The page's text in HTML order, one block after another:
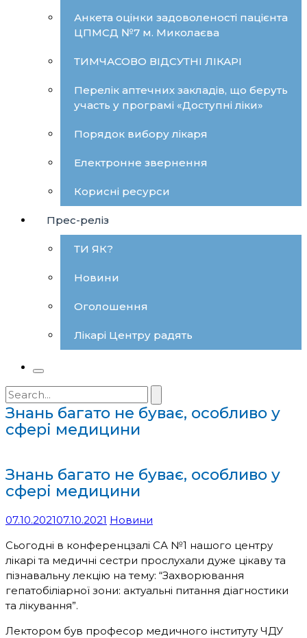
Анкета оцінки задоволеності пацієнта
ЦПМСД №7 м. Миколаєва
ТИМЧАСОВО ВІДСУТНІ ЛІКАРІ
Перелік аптечних закладів, що беруть
участь у програмі «Доступні ліки»
Порядок вибору лікаря
Електронне звернення
Корисні ресурси
Прес-реліз
ТИ ЯК?
Новини
Оголошення
Лікарі Центру радять
Search
for:
Знань багато не буває, особливо у
сфері медицини
Знань багато не буває, особливо у
сфері медицини
07.10.202107.10.2021 Новини
Сьогодні в конференцзалі СА №1 нашого центру
лікарі та медичні сестри прослухали дуже цікаву та
пізнавальну лекцію на тему: “Захворювання
гепатобіліарної зони: актуальні питання діагностики
та лікування”.
Лектором був професор медичного інституту ЧДУ